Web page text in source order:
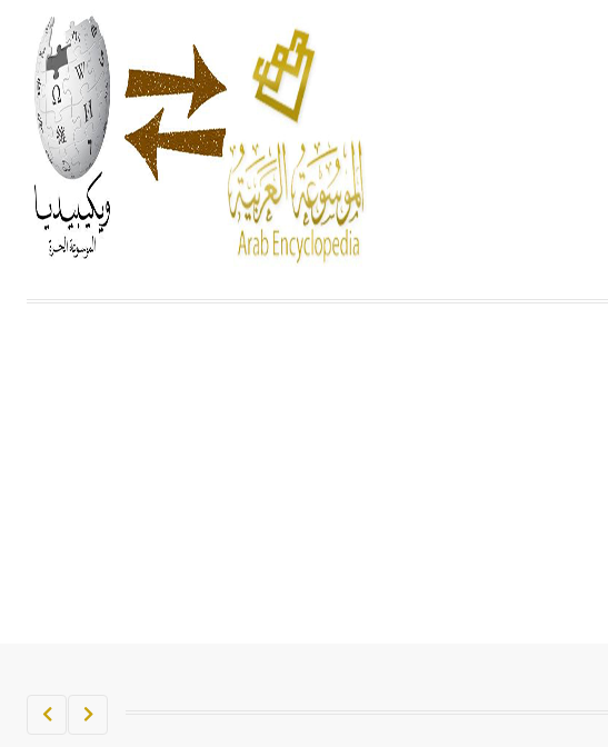
أربعة مؤلفات هي: الحكم، الأدلة، تنظيم
التغذية، ورسالته في جروح الرأس.
ويعود له الفضل بأنه حرر الطب من
الدين والفلسفة.
- هل تعلم أن المرجان إفراز حيواني
يتكون في البحر ويتركب من مادة
كربونات الكلسيوم، وهو أحمر أو شديد
الحمرة وهو أجود أنواعه، ويمتاز بكبر
الحجم ويسمى الش
حيث تقتصر القيمة الصوتية للعلامة الك